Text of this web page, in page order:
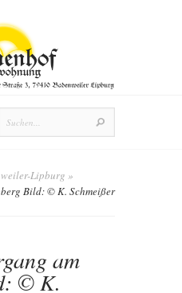
Lipburg »
Bild: © K. Schmeißer
am
© K.